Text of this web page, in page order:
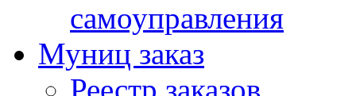
самоуправления
Муниц заказ